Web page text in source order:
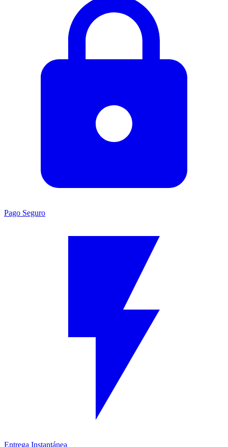
Pago Seguro
Entrega Instantánea